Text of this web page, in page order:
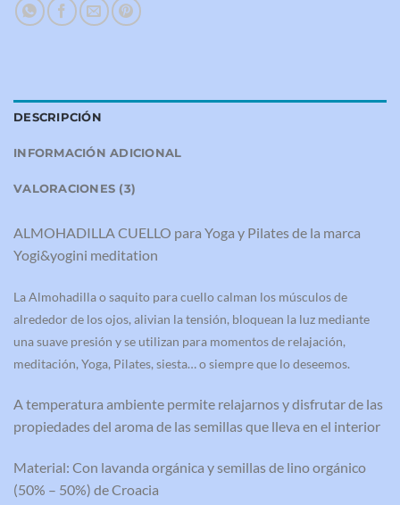
DESCRIPCIÓN
INFORMACIÓN ADICIONAL
VALORACIONES (3)
ALMOHADILLA CUELLO para Yoga y Pilates de la marca
Yogi&yogini meditation
La Almohadilla o saquito para cuello calman los músculos de
alrededor de los ojos, alivian la tensión, bloquean la luz mediante
una suave presión y se utilizan para momentos de relajación,
meditación, Yoga, Pilates, siesta… o siempre que lo deseemos.
A temperatura ambiente permite relajarnos y disfrutar de las
propiedades del aroma de las semillas que lleva en el interior
Material: Con lavanda orgánica y semillas de lino orgánico
(50% – 50%) de Croacia